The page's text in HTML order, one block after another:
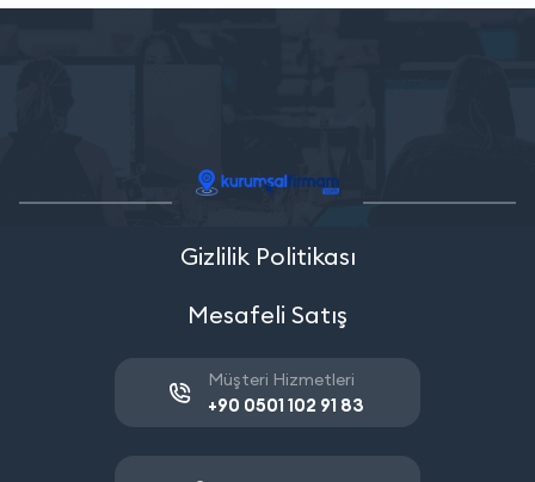
Gizlilik Politikası
Mesafeli Satış
Müşteri Hizmetleri
+90 0501 102 91 83